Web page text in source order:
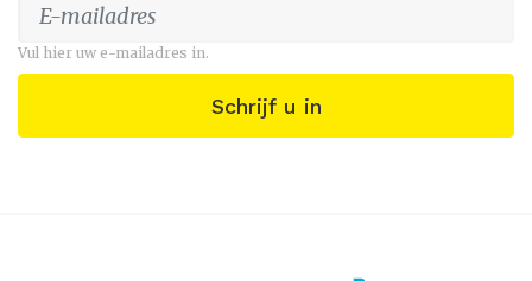
Vul hier uw e-mailadres in.
Schrijf u in